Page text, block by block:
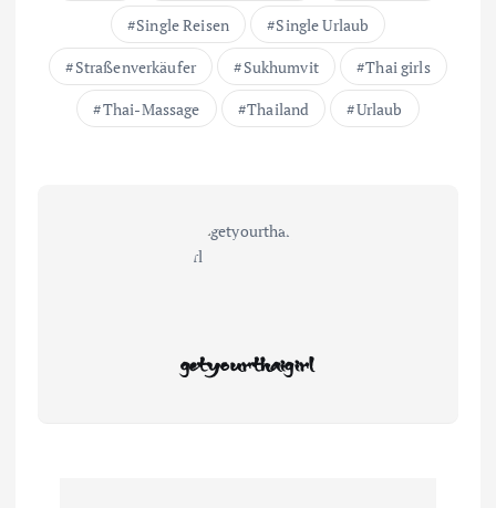
Single Reisen
Single Urlaub
Straßenverkäufer
Sukhumvit
Thai girls
Thai-Massage
Thailand Urlaub
getyourthaigirl